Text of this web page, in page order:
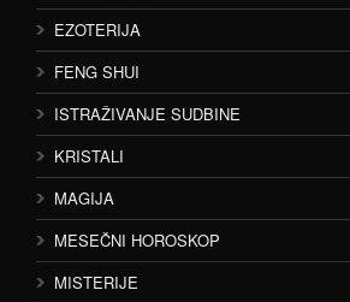
EZOTERIJA
FENG SHUI
ISTRAŽIVANJE SUDBINE
KRISTALI
MAGIJA
MESEČNI HOROSKOP
MISTERIJE